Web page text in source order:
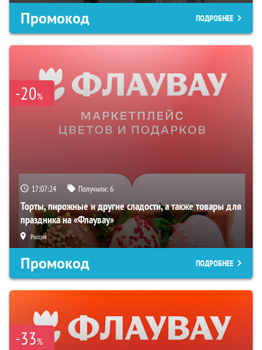
Промокод ПОДРОБНЕЕ
-20%
17:07:23 Получили:6
Торты, пирожные и другие сладости, а также товары для
праздника на «Флаувау»
Россия
Промокод ПОДРОБНЕЕ
-33%